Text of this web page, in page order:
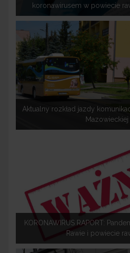
koronawirusem w powiecie
Aktualny rozkład jazdy
Mazowieckiej
KORONAWIRUS RAPORT:
Rawie i powiecie